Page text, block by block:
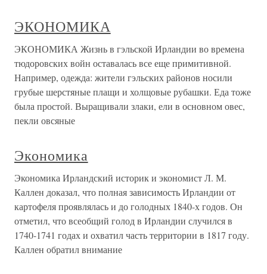
ЭКОНОМИКА
ЭКОНОМИКА Жизнь в гэльской Ирландии во времена
тюдоровских войн оставалась все еще примитивной.
Например, одежда: жители гэльских районов носили
грубые шерстяные плащи и холщовые рубашки. Еда тоже
была простой. Выращивали злаки, ели в основном овес,
пекли овсяные
Экономика
Экономика Ирландский историк и экономист Л. М.
Каллен доказал, что полная зависимость Ирландии от
картофеля проявлялась и до голодных 1840-х годов. Он
отметил, что всеобщий голод в Ирландии случился в
1740-1741 годах и охватил часть территории в 1817 году.
Каллен обратил внимание